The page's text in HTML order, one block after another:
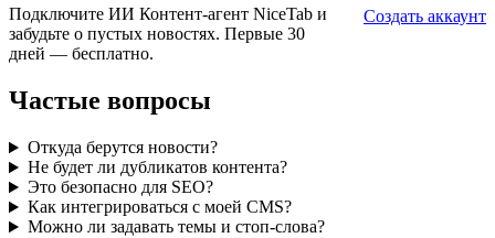
Подключите ИИ Контент-агент NiceTab и
забудьте о пустых новостях. Первые 30
дней — бесплатно.
Создать аккаунт
Частые вопросы
Откуда берутся новости?
Не будет ли дубликатов контента?
Это безопасно для SEO?
Как интегрироваться с моей CMS?
Можно ли задавать темы и стоп‑слова?